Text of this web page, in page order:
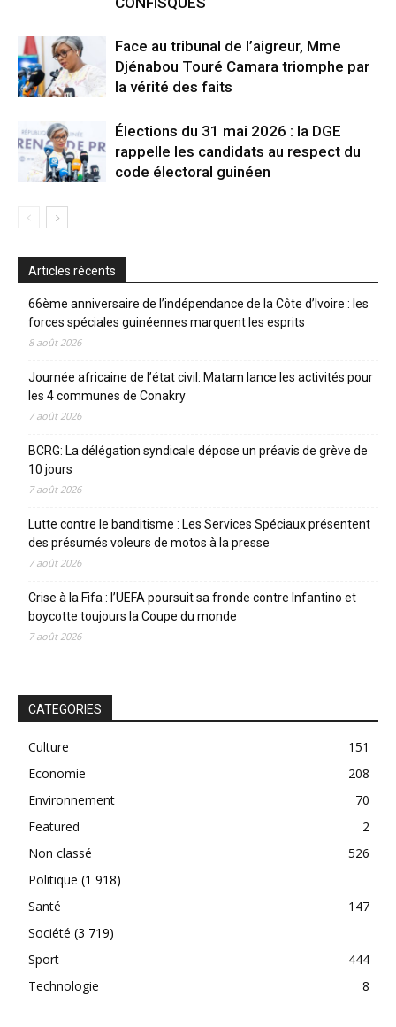
Face au tribunal de l’aigreur, Mme
Djénabou Touré Camara triomphe par
la vérité des faits
Élections du 31 mai 2026 : la DGE
rappelle les candidats au respect du
code électoral guinéen
Articles récents
66ème anniversaire de l’indépendance de la Côte d’Ivoire : les
forces spéciales guinéennes marquent les esprits
8 août 2026
Journée africaine de l’état civil: Matam lance les activités pour
les 4 communes de Conakry
7 août 2026
BCRG: La délégation syndicale dépose un préavis de grève de
10 jours
7 août 2026
Lutte contre le banditisme : Les Services Spéciaux présentent
des présumés voleurs de motos à la presse
7 août 2026
Crise à la Fifa : l’UEFA poursuit sa fronde contre Infantino et
boycotte toujours la Coupe du monde
7 août 2026
CATEGORIES
Culture
151
Economie
208
Environnement
70
Featured
2
Non classé
526
Politique (1 918)
Santé
147
Société (3 719)
Sport
444
Technologie
8